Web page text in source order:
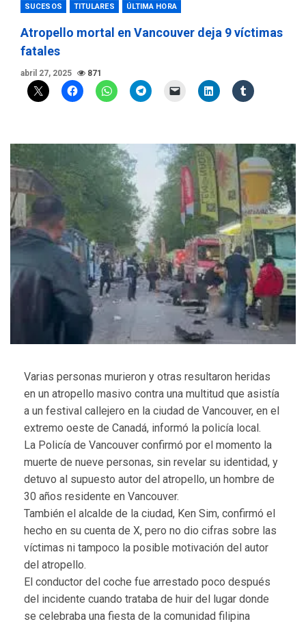
SUCESOS TITULARES ÚLTIMA HORA
Atropello mortal en Vancouver deja 9 víctimas
fatales
abril 27, 2025 871
Varias personas murieron y otras resultaron heridas
en un atropello masivo contra una multitud que asistía
a un festival callejero en la ciudad de Vancouver, en el
extremo oeste de Canadá, informó la policía local.
La Policía de Vancouver confirmó por el momento la
muerte de nueve personas, sin revelar su identidad, y
detuvo al supuesto autor del atropello, un hombre de
30 años residente en Vancouver.
También el alcalde de la ciudad, Ken Sim, confirmó el
hecho en su cuenta de X, pero no dio cifras sobre las
víctimas ni tampoco la posible motivación del autor
del atropello.
El conductor del coche fue arrestado poco después
del incidente cuando trataba de huir del lugar donde
se celebraba una fiesta de la comunidad filipina